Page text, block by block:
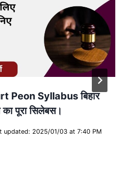
Peon Syllabus बिहार
का पूरा सिलेबस।
updated: 2025/01/03 at 7:40 PM